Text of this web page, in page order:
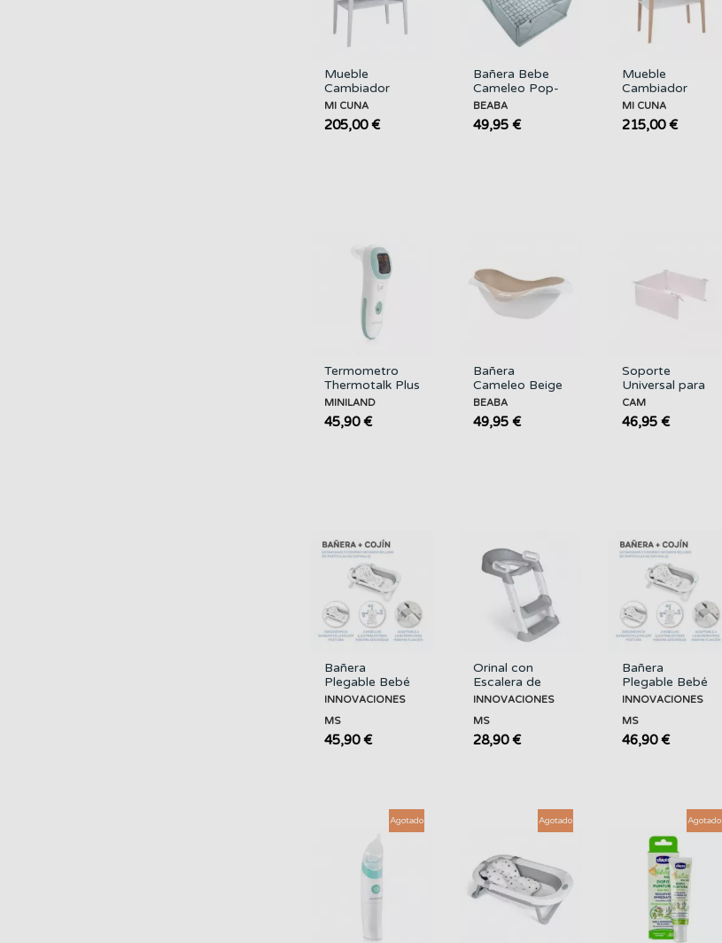
Mueble
Cambiador
Blanco MI
CUNA
MI CUNA
205,00 €
Bañera Bebe
Cameleo Pop-
up Green Blue
BEABA
BEABA
49,95 €
Mueble
Cambiador
Cera Natural-
blanco MI
CUNA
MI CUNA
215,00 €
Termometro
Thermotalk Plus
MINILAND
MINILAND
45,90 €
Bañera
Cameleo Beige
BEABA
BEABA
49,95 €
Soporte
Universal para
Bañera CAM
CAM
46,95 €
Bañera
Plegable Bebé
Flex Azul +
INNOVACIONES
MS
INNOVACIONES
MS
45,90 €
Orinal con
Escalera de
Aprendizaje
MS
INNOVACIONES
MS
28,90 €
Bañera
Plegable Bebé
Flex Gris + Cojín
MS
INNOVACIONES
MS
46,90 €
Agotado Agotado Agotado